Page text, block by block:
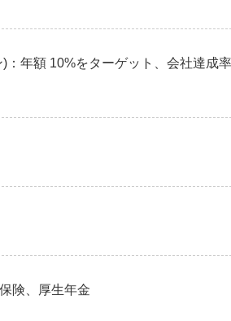
：年額 10%をターゲット、会社達成
険、厚生年金